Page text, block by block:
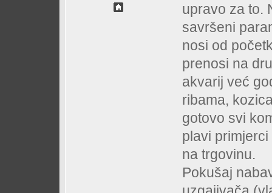
upravo za to.
savršeni
nosi od
prenosi na
akvarij već
ribama,
gotovo svi
plavi
na trgovinu.
Pokušaj